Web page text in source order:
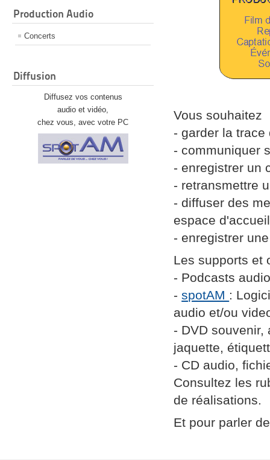
Production Audio
Concerts
Diffusion
Diffusez vos contenus
audio et vidéo,
chez vous, avec votre PC
Vous souhaitez
- garder la
- communiquer
- enregistrer un
- retransmettre
- diffuser des
espace d'accueil
- enregistrer
Les supports et
- Podcasts
-spotAM :
audio et/ou
- DVD
jaquette,
- CD audio,
Consultez les
de réalisations.
Et pour parler